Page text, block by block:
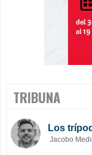
TRIBUNA
Los
Jacobo